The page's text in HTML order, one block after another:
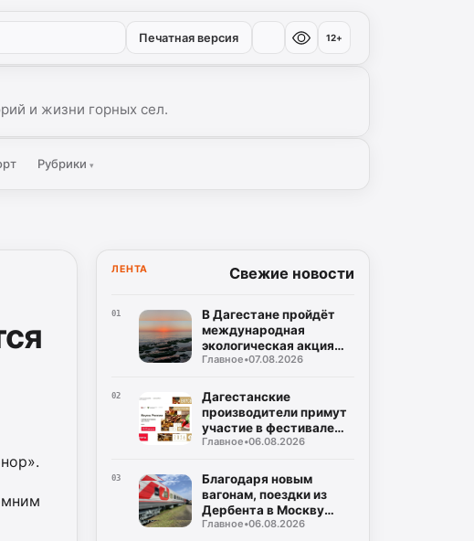
Печатная версия 12+
и жизни горных сел.
Рубрики▾
ЛЕНТА Свежие новости
01
В Дагестане пройдёт
международная
экологическая акция
«Чистый Каспий»
Главное•07.08.2026
02
Дагестанские
производители примут
участие в фестивале
«Вкусы России»
Главное•06.08.2026
03
Благодаря новым
вагонам, поездки из
Дербента в Москву
станут комфортнее
Главное•06.08.2026